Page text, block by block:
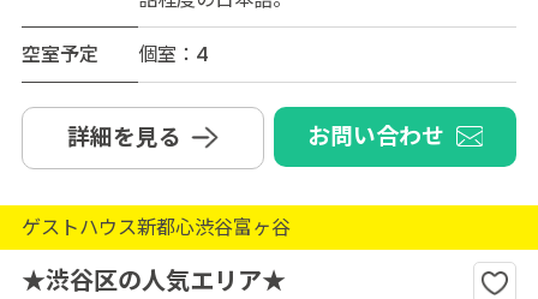
空室予定
個室：4
詳細を見る お問い合わせ
ゲストハウス新都心渋谷富ヶ谷
★渋谷区の人気エリア★